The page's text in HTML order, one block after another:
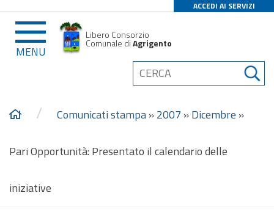
ACCEDI AI SERVIZI
MENU
Libero Consorzio
Comunale diAgrigento
/ Comunicati stampa»2007»Dicembre »
Pari Opportunità: Presentato il calendario delle
iniziative